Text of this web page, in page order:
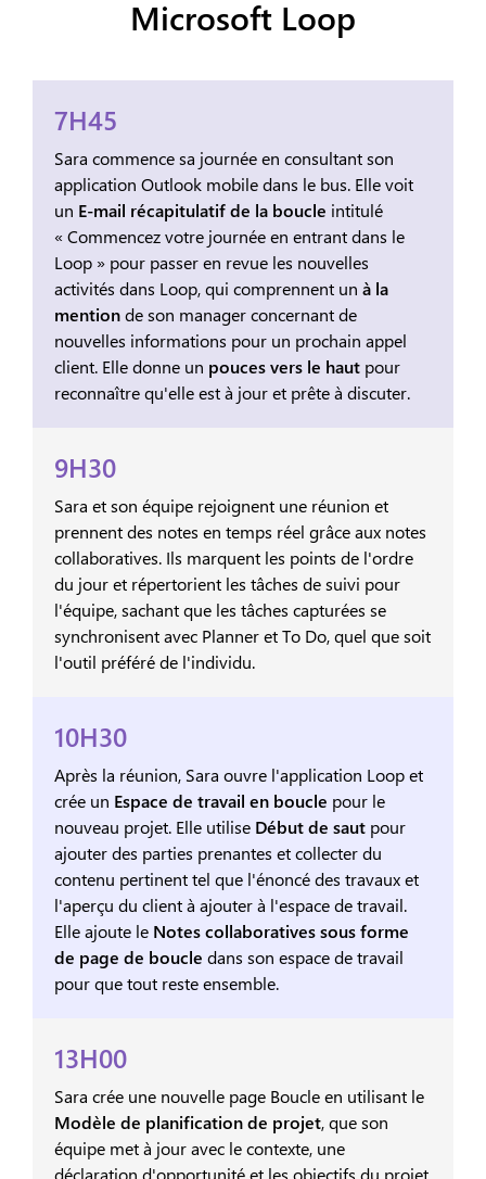
Microsoft Loop
7H45
Sara commence sa journée en consultant son
application Outlook mobile dans le bus. Elle voit
un E-mail récapitulatif de la boucle intitulé
« Commencez votre journée en entrant dans le
Loop » pour passer en revue les nouvelles
activités dans Loop, qui comprennent un à la
mentionde son manager concernant de
nouvelles informations pour un prochain appel
client. Elle donne un pouces vers le haut pour
reconnaître qu'elle est à jour et prête à discuter.
9H30
Sara et son équipe rejoignent une réunion et
prennent des notes en temps réel grâce aux notes
collaboratives. Ils marquent les points de l'ordre
du jour et répertorient les tâches de suivi pour
l'équipe, sachant que les tâches capturées se
synchronisent avec Planner et To Do, quel que soit
l'outil préféré de l'individu.
10H30
Après la réunion, Sara ouvre l'application Loop et
crée un Espace de travail en boucle pour le
nouveau projet. Elle utilise Début de saut pour
ajouter des parties prenantes et collecter du
contenu pertinent tel que l'énoncé des travaux et
l'aperçu du client à ajouter à l'espace de travail.
Elle ajoute le Notes collaboratives sous forme
de page de boucle dans son espace de travail
pour que tout reste ensemble.
13H00
Sara crée une nouvelle page Boucle en utilisant le
Modèle de planification de projet, que son
équipe met à jour avec le contexte, une
déclaration d'opportunité et les objectifs du projet.